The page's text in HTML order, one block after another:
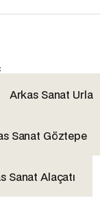
Arkas Sanat Urla
Sanat Göztepe
Sanat Alaçatı